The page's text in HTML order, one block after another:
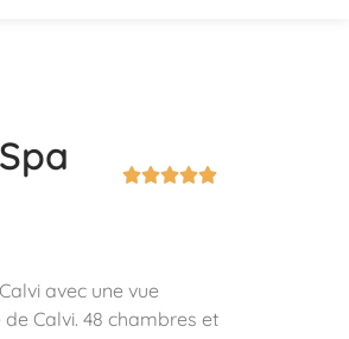

avec une vue
Calvi. 48 chambres et